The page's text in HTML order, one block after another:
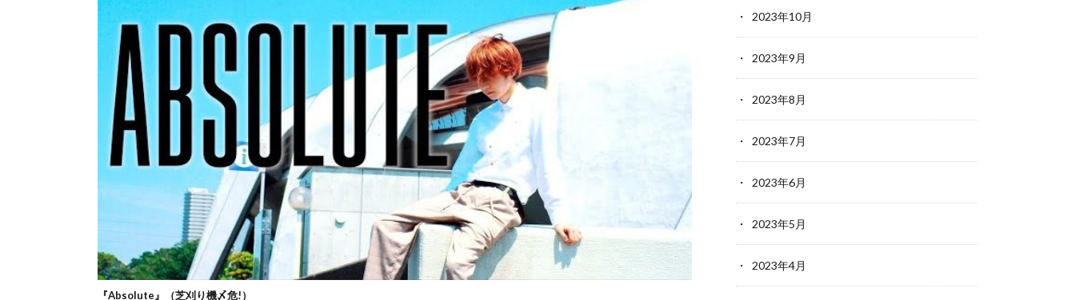
『Absolute』（芝刈り機〆危!）
2023年10月
2023年9月
2023年8月
2023年7月
2023年6月
2023年5月
2023年4月